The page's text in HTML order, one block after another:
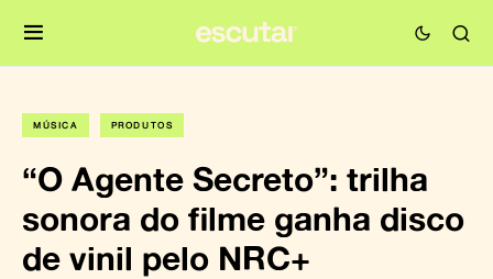
MÚSICA PRODUTOS
“O Agente Secreto”: trilha
sonora do filme ganha disco
de vinil pelo NRC+